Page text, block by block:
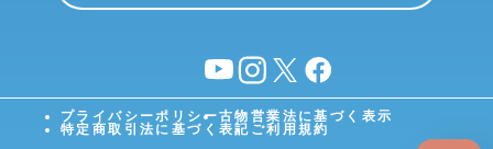
YouTubeinstagram
X facebook
プライバシーポリシー古物営業法に基づく表示
特定商取引法に基づく表記 ご利用規約